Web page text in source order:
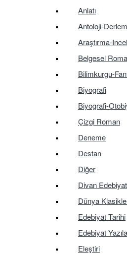
Anlatı
Antoloji-
Araştırma-
Belgesel
Bilimkurgu-
Biyografi
Biyografi-
Çizgi Roman
Deneme
Destan
Diğer
Divan
Dünya
Edebiyat Tarihi
Edebiyat
Eleştiri